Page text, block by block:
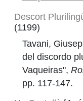
Descort
(1199)
Tavani,
del discordo
Vaqueiras",
pp. 117-147.